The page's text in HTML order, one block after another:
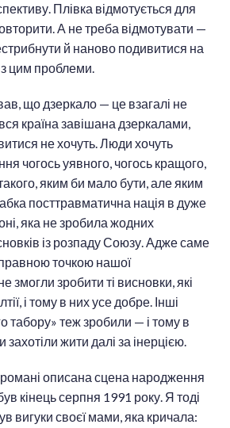
Плівка відмотується для
А не треба відмотувати —
й наново подивитися на
цим проблеми.
що дзеркало — це взагалі не
країна завішана дзеркалами,
не хочуть. Люди хочуть
чогось уявного, чогось кращого,
яким би мало бути, але яким
посттравматична нація в дуже
яка не зробила жодних
із розпаду Союзу. Адже саме
точкою нашої
змогли зробити ті висновки, які
і тому в них усе добре. Інші
табору» теж зробили — і тому в
жити далі за інерцією.
описана сцена народження
кінець серпня 1991 року. Я тоді
вигуки своєї мами, яка кричала: